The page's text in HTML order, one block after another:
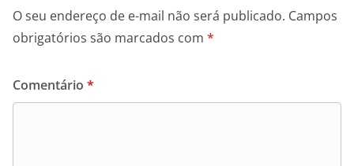
O seu endereço de e-mail não será publicado. Campos
obrigatórios são marcados com *
Comentário *